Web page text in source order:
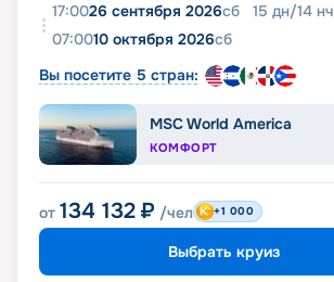
17:0026 сентября 2026сб 15 дн/14 нч
07:0010 октября 2026сб
Вы посетите 5 стран:
MSC World America
КОМФОРТ
от 134 132 ₽ /чел +1 000
Выбрать круиз